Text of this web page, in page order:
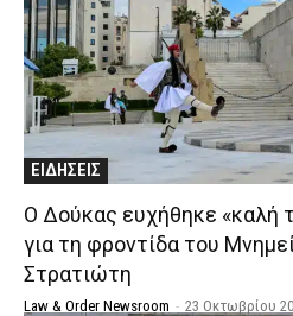
ΕΙΔΗΣΕΙΣ
Ο Δούκας ευχήθηκε «καλή
για τη φροντίδα του
Στρατιώτη
Law & Order Newsroom - 23 Οκτωβρίου